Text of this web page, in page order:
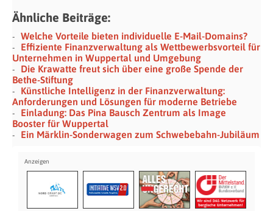
Ähnliche Beiträge:
Welche Vorteile bieten individuelle E-Mail-Domains?
Effiziente Finanzverwaltung als Wettbewerbsvorteil für
Unternehmen in Wuppertal und Umgebung
Die Krawatte freut sich über eine große Spende der
Bethe-Stiftung
Künstliche Intelligenz in der Finanzverwaltung:
Anforderungen und Lösungen für moderne Betriebe
Einladung: Das Pina Bausch Zentrum als Image
Booster für Wuppertal
Ein Märklin-Sonderwagen zum Schwebebahn-Jubiläum